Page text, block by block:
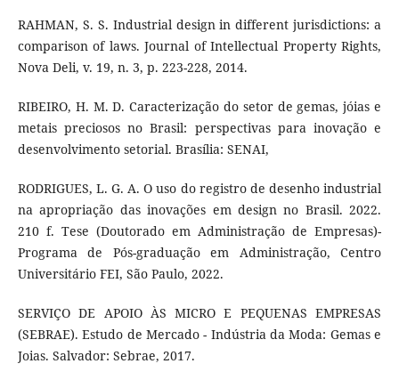
RAHMAN, S. S. Industrial design in different jurisdictions: a
comparison of laws. Journal of Intellectual Property Rights,
Nova Deli, v. 19, n. 3, p. 223-228, 2014.
RIBEIRO, H. M. D. Caracterização do setor de gemas, jóias e
metais preciosos no Brasil: perspectivas para inovação e
desenvolvimento setorial. Brasília: SENAI,
RODRIGUES, L. G. A. O uso do registro de desenho industrial
na apropriação das inovações em design no Brasil. 2022.
210 f. Tese (Doutorado em Administração de Empresas)-
Programa de Pós-graduação em Administração, Centro
Universitário FEI, São Paulo, 2022.
SERVIÇO DE APOIO ÀS MICRO E PEQUENAS EMPRESAS
(SEBRAE). Estudo de Mercado - Indústria da Moda: Gemas e
Joias. Salvador: Sebrae, 2017.